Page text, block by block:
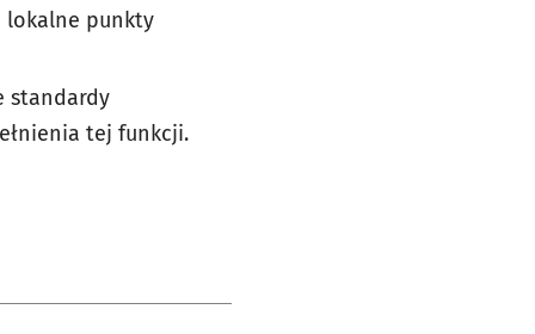
lokalne punkty
standardy
tej funkcji.